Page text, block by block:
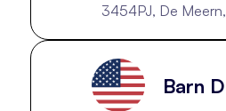
3454PJ, De
Barn